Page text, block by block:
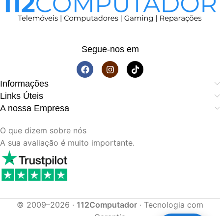
Segue-nos em
Informações
Links Úteis
A nossa Empresa
O que dizem sobre nós
A sua avaliação é muito importante.
© 2009–2026 · 112Computador · Tecnologia com